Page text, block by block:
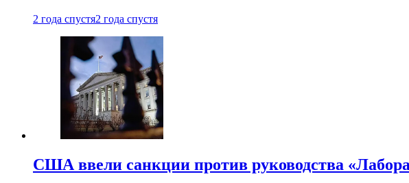
2 года спустя2 года спустя
США ввели санкции против руководства